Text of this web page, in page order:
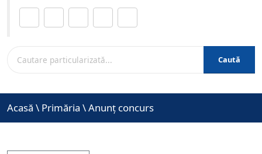
Caută
Acasă \ Primăria \Anunț concurs